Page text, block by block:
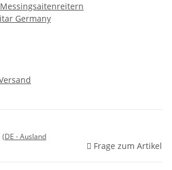
Germany
(DE - Ausland
Frage zum Artikel